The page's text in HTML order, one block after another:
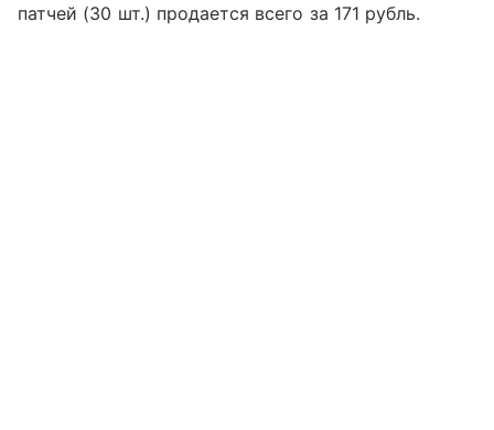
патчей (30 шт.) продается всего за 171 рубль.